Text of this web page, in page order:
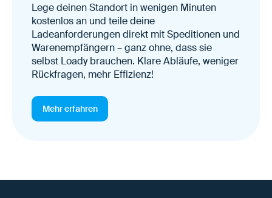
Lege deinen Standort in wenigen Minuten
kostenlos an und teile deine
Ladeanforderungen direkt mit Speditionen und
Warenempfängern – ganz ohne, dass sie
selbst Loady brauchen. Klare Abläufe, weniger
Rückfragen, mehr Effizienz!
Mehr erfahren